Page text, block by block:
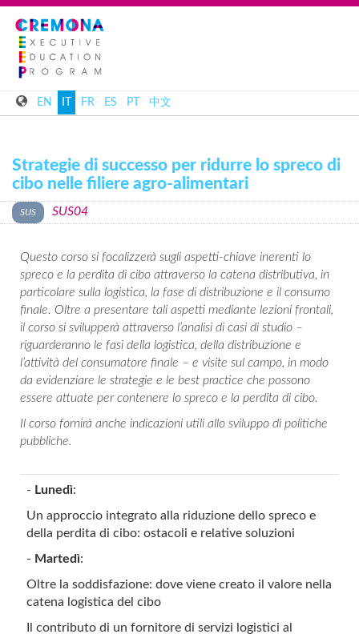
EN FR ES PT 中文
Strategie di successo per ridurre lo spreco di
cibo nelle filiere agro-alimentari
SUS04
Questo corso si focalizzerà sugli aspetti-chiave inerenti lo
spreco e la perdita di cibo attraverso la catena distributiva, in
particolare sulla logistica, la fase di distribuzione e il consumo
finale. Oltre a presentare tali aspetti mediante lezioni frontali,
il corso si svilupperà attraverso l’analisi di casi di studio –
riguarderanno le fasi della logistica, della distribuzione e
l’attività del consumatore finale – e visite sul campo, in modo
da evidenziare le strategie e le best practice che possono
essere attuate per contenere lo spreco e la perdita di cibo.
Il corso fornirà anche indicazioni utili allo sviluppo di politiche
pubbliche.
- Lunedì:
Un approccio integrato alla riduzione dello spreco e
della perdita di cibo: ostacoli e relative soluzioni
- Martedì:
Oltre la soddisfazione: dove viene creato il valore nella
catena logistica del cibo
Il contributo di un fornitore di servizi logistici al